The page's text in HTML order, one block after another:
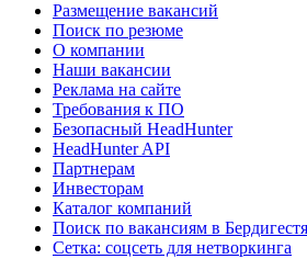
Размещение вакансий
Поиск по резюме
О компании
Наши вакансии
Реклама на сайте
Требования к ПО
Безопасный HeadHunter
HeadHunter API
Партнерам
Инвесторам
Каталог компаний
Поиск по вакансиям в
Сетка: соцсеть для нетворкинга